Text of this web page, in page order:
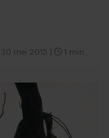
30 mei 2015 1 min